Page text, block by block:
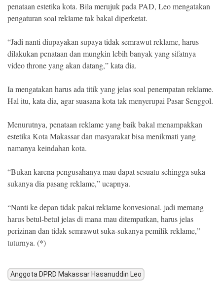
penataan estetika kota. Bila merujuk pada PAD, Leo mengatakan
pengaturan soal reklame tak bakal diperketat.
“Jadi nanti diupayakan supaya tidak semrawut reklame, harus
dilakukan penataan dan mungkin lebih banyak yang sifatnya
video throne yang akan datang,” kata dia.
Ia mengatakan harus ada titik yang jelas soal penempatan reklame.
Hal itu, kata dia, agar suasana kota tak menyerupai Pasar Senggol.
Menurutnya, penataan reklame yang baik bakal menampakkan
estetika Kota Makassar dan masyarakat bisa menikmati yang
namanya keindahan kota.
“Bukan karena pengusahanya mau dapat sesuatu sehingga suka-
sukanya dia pasang reklame,” ucapnya.
“Nanti ke depan tidak pakai reklame konvesional. jadi memang
harus betul-betul jelas di mana mau ditempatkan, harus jelas
perizinan dan tidak semrawut suka-sukanya pemilik reklame,”
tuturnya. (*)
Anggota DPRD Makassar Hasanuddin Leo